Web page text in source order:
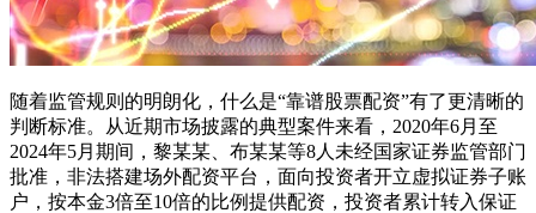
随着监管规则的明朗化，什么是“靠谱股票配资”有了更清晰的
判断标准。从近期市场披露的典型案件来看，2020年6月至
2024年5月期间，黎某某、布某某等8人未经国家证券监管部门
批准，非法搭建场外配资平台，面向投资者开立虚拟证券子账
户，按本金3倍至10倍的比例提供配资，投资者累计转入保证